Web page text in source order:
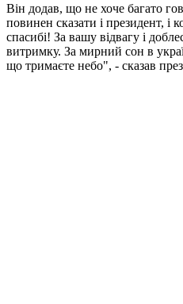
Він додав, що не хоче багато
повинен сказати і президент, і
спасибі! За вашу відвагу і
витримку. За мирний сон в
що тримаєте небо", - сказав